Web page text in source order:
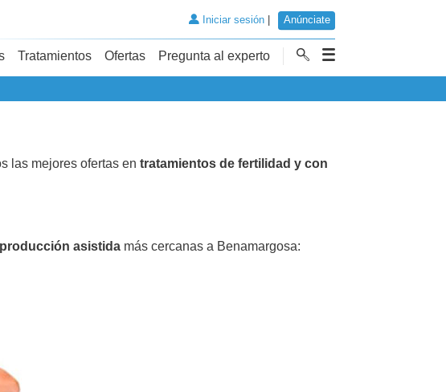
Iniciar sesión| Anúnciate
Tratamientos Ofertas Pregunta al experto
las mejores ofertas en tratamientos de fertilidad y con
asistida más cercanas a Benamargosa: